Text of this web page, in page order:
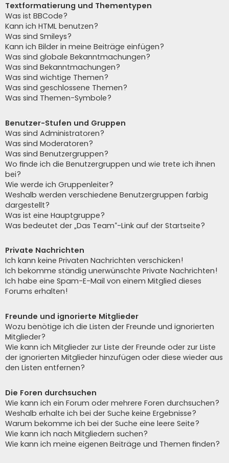
Textformatierung und Thementypen
Was ist BBCode?
Kann ich HTML benutzen?
Was sind Smileys?
Kann ich Bilder in meine Beiträge einfügen?
Was sind globale Bekanntmachungen?
Was sind Bekanntmachungen?
Was sind wichtige Themen?
Was sind geschlossene Themen?
Was sind Themen-Symbole?
Benutzer-Stufen und Gruppen
Was sind Administratoren?
Was sind Moderatoren?
Was sind Benutzergruppen?
Wo finde ich die Benutzergruppen und wie trete ich ihnen
bei?
Wie werde ich Gruppenleiter?
Weshalb werden verschiedene Benutzergruppen farbig
dargestellt?
Was ist eine Hauptgruppe?
Was bedeutet der „Das Team“-Link auf der Startseite?
Private Nachrichten
Ich kann keine Privaten Nachrichten verschicken!
Ich bekomme ständig unerwünschte Private Nachrichten!
Ich habe eine Spam-E-Mail von einem Mitglied dieses
Forums erhalten!
Freunde und ignorierte Mitglieder
Wozu benötige ich die Listen der Freunde und ignorierten
Mitglieder?
Wie kann ich Mitglieder zur Liste der Freunde oder zur Liste
der ignorierten Mitglieder hinzufügen oder diese wieder aus
den Listen entfernen?
Die Foren durchsuchen
Wie kann ich ein Forum oder mehrere Foren durchsuchen?
Weshalb erhalte ich bei der Suche keine Ergebnisse?
Warum bekomme ich bei der Suche eine leere Seite?
Wie kann ich nach Mitgliedern suchen?
Wie kann ich meine eigenen Beiträge und Themen finden?